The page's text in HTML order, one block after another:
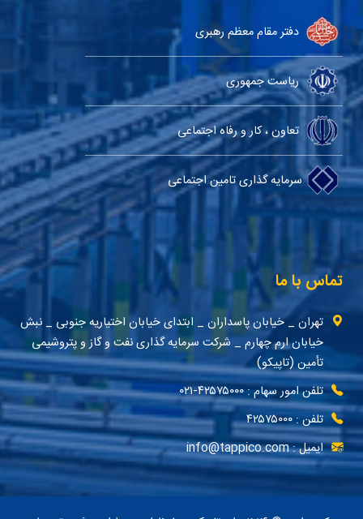
دفتر مقام معظم رهبری
ریاست جمهوری
تعاون ، کار و رفاه اجتماعی
سرمایه گذاری تامین اجتماعی
تماس با ما
تهران _ خیابان پاسداران _ ابتدای خیابان اختیاریه جنوبی _ نبش
خیابان ارم چهارم _ شرکت سرمایه گذاری نفت و گاز و پتروشیمی
تأمین (تاپیکو)
تلفن امور سهام : ۴۲۵۷۵۰۰۰-۰۲۱
تلفن : ۴۲۵۷۵۰۰۰
ایمیل : info@tappico.com